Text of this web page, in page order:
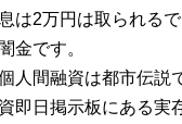
は2万円は取られる
金です。
人間融資は都市伝説
即日掲示板にある実